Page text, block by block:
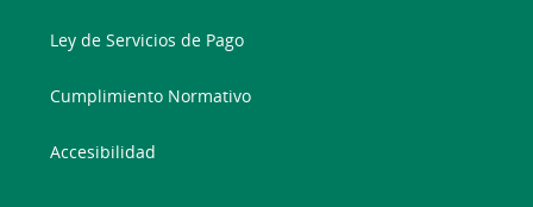
Ley de Servicios de Pago
Cumplimiento Normativo
Accesibilidad